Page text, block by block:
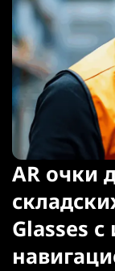
AR очки
Glasses